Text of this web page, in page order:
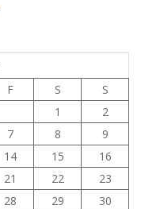
F S
S
1
2
7 8
9
14 15
16
21 22
23
28 29
30